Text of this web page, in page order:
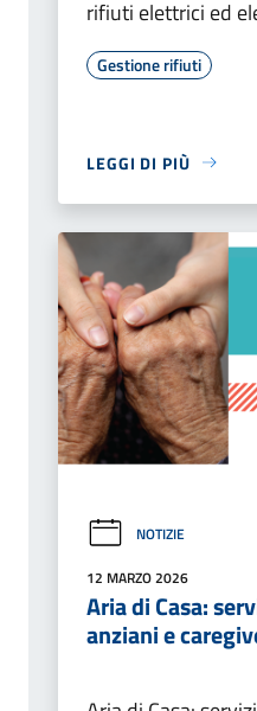
rifiuti elettrici ed
Gestione rifiuti
LEGGI DI PIÙ
NOTIZIE
12 MARZO 2026
Aria di Casa:
anziani e